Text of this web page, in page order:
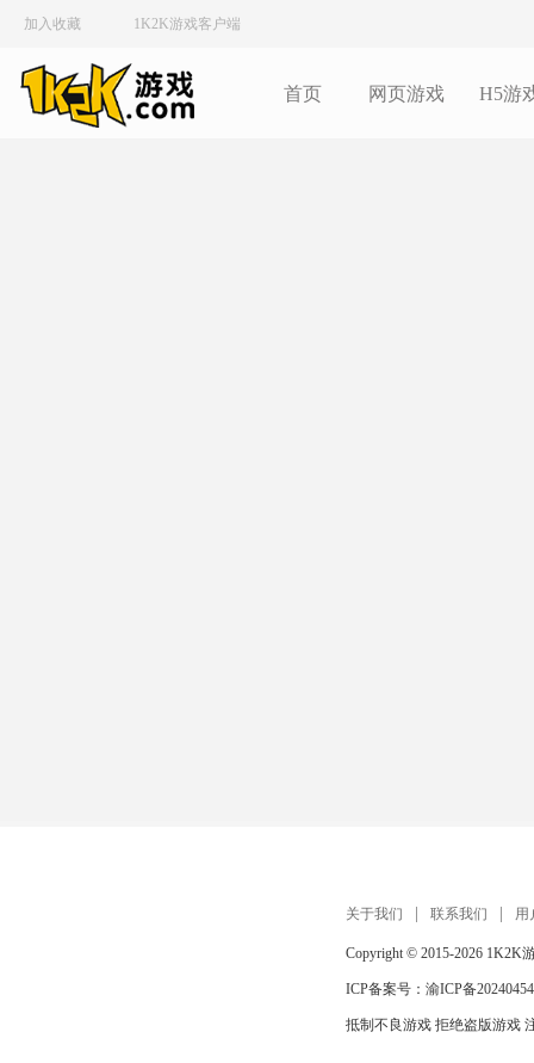
加入收藏 1K2K游戏客户端
首页 网页游戏 H5游
关于我们 联系我们 用
Copyright © 2015-2026 1K2K
ICP备案号： 渝ICP备
抵制不良游戏 拒绝盗版游戏